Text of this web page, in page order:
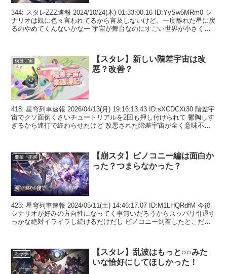
344: スタレZZZ速報 2024/10/24(木) 01:33:00.16 ID:YySw5MRm0 シ
ナリオは既に色々言われてるから言及しないけど、一度離れた星に戻
るのやめてくんないかなー 宇宙が舞台なのにすごい世界が小さく感
模擬宇宙
【スタレ】新しい階差宇宙は改
悪？改善？
418: 星穹列車速報 2026/04/13(月) 19:16:13.43 ID:sXCDCXt30 階差宇
宙でクソ面倒くさいチュートリアルを2回も押し付けられて 鬱陶しす
ぎるから連打で終わらせたけど 改悪された階差宇宙が全く意味不明
要望・不満
【崩スタ】ピノコニー編は面白か
った？つまらなかった？
423: 星穹列車速報 2024/05/11(土) 14:46:17.07 ID:M1LHQRdfM 今後
シナリオが好みの方向性になってく事無いだろうからスッパリ引退す
っかな絶対イライラし続けるだけだし ピノコニー到着したとこだけ
キャラ
【スタレ】乱波はもっと○○みた
いな恰好にしてほしかった！